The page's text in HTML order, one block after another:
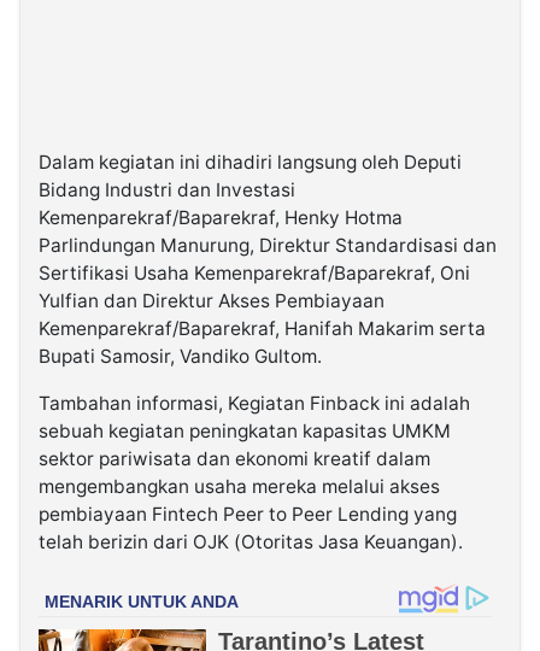
Dalam kegiatan ini dihadiri langsung oleh Deputi
Bidang Industri dan Investasi
Kemenparekraf/Baparekraf, Henky Hotma
Parlindungan Manurung, Direktur Standardisasi dan
Sertifikasi Usaha Kemenparekraf/Baparekraf, Oni
Yulfian dan Direktur Akses Pembiayaan
Kemenparekraf/Baparekraf, Hanifah Makarim serta
Bupati Samosir, Vandiko Gultom.
Tambahan informasi, Kegiatan Finback ini adalah
sebuah kegiatan peningkatan kapasitas UMKM
sektor pariwisata dan ekonomi kreatif dalam
mengembangkan usaha mereka melalui akses
pembiayaan Fintech Peer to Peer Lending yang
telah berizin dari OJK (Otoritas Jasa Keuangan).